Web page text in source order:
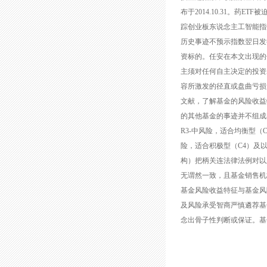
布于2014.10.31。药ETF被
踪创业板东说念主工智能
历史事迹不预示指数翌日
资标的。任安在本文出现
主须对任何自主决定的投
容所激发的径直或盘曲亏
文献，了解基金的风险收
的其他基金的事迹并不组
R3-中风险，适合均衡型（
险，适合积极型（C4）及
构）把柄关连法律法例对
无谓然一致，且基金销售
基金风险收益特征与基金
及风险承受智商严慎遴荐
念出骨子性判断或保证。